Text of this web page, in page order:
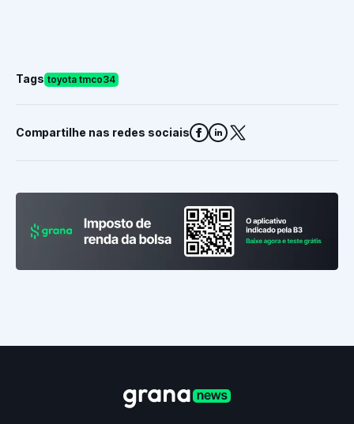
Tags toyota tmco34
Compartilhe nas redes sociais